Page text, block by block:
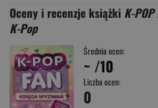
Oceny i recenzje książki K-POP
K-Pop
Średnia ocen:
~ /10
Liczba ocen:
0